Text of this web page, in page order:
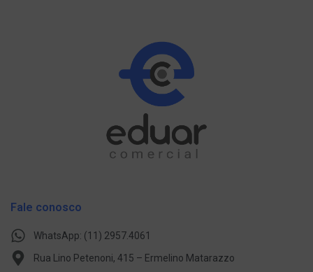
Fale conosco
WhatsApp: (11) 2957.4061
Rua Lino Petenoni, 415 – Ermelino Matarazzo